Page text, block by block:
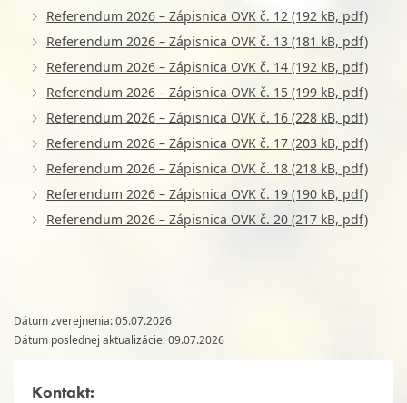
Referendum 2026 – Zápisnica OVK č. 12 (192 kB, pdf)
Referendum 2026 – Zápisnica OVK č. 13 (181 kB, pdf)
Referendum 2026 – Zápisnica OVK č. 14 (192 kB, pdf)
Referendum 2026 – Zápisnica OVK č. 15 (199 kB, pdf)
Referendum 2026 – Zápisnica OVK č. 16 (228 kB, pdf)
Referendum 2026 – Zápisnica OVK č. 17 (203 kB, pdf)
Referendum 2026 – Zápisnica OVK č. 18 (218 kB, pdf)
Referendum 2026 – Zápisnica OVK č. 19 (190 kB, pdf)
Referendum 2026 – Zápisnica OVK č. 20 (217 kB, pdf)
Dátum zverejnenia: 05.07.2026
Dátum poslednej aktualizácie: 09.07.2026
Kontakt: